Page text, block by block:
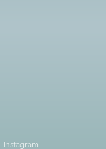
Instagram